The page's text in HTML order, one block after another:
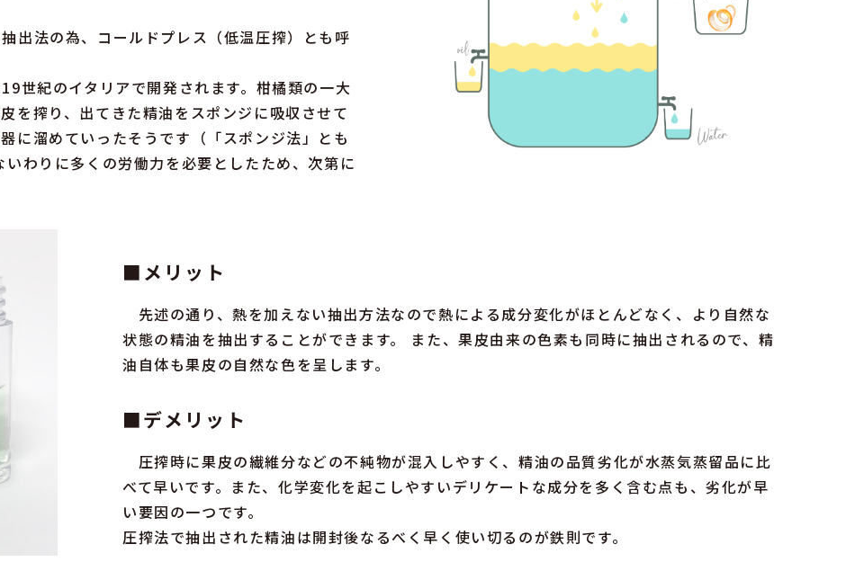
出法の為、コールドプレス（低温圧搾）とも呼
世紀のイタリアで開発されます。柑橘類の一大
を搾り、出てきた精油をスポンジに吸収させて
に溜めていったそうです（「スポンジ法」とも
わりに多くの労働力を必要としたため、次第に
■メリット
先述の通り、熱を加えない抽出方法なので熱による成分変化がほとんどなく、より自然な
状態の精油を抽出することができます。 また、果皮由来の色素も同時に抽出されるので、精
油自体も果皮の自然な色を呈します。
■デメリット
圧搾時に果皮の繊維分などの不純物が混入しやすく、精油の品質劣化が水蒸気蒸留品に比
べて早いです。また、化学変化を起こしやすいデリケートな成分を多く含む点も、劣化が早
い要因の一つです。
圧搾法で抽出された精油は開封後なるべく早く使い切るのが鉄則です。